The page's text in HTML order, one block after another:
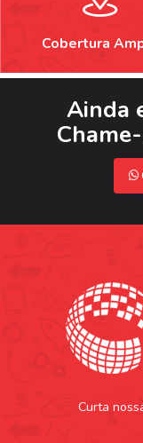
Cobertura
Ainda
Curta